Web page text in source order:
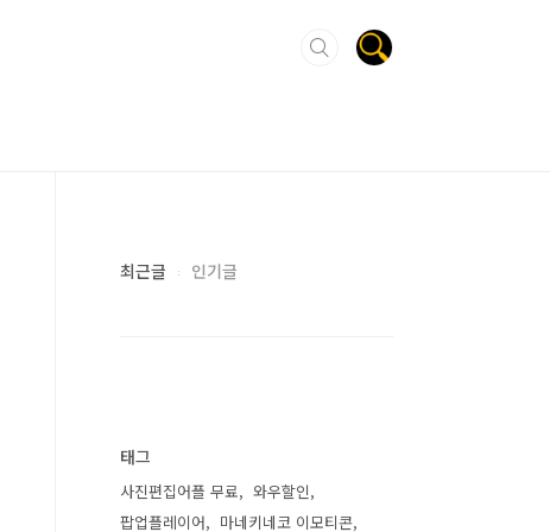
최근글 인기글
태그
사진편집어플 무료
와우할인
팝업플레이어
마네키네코 이모티콘